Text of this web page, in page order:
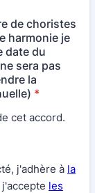
de choristes
harmonie je
date du
sera pas
la
*
cet accord.
j'adhère à la
j'accepte les